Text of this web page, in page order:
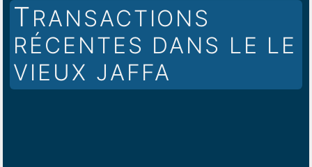
TRANSACTIONS
RÉCENTES DANS LE LE
VIEUX JAFFA